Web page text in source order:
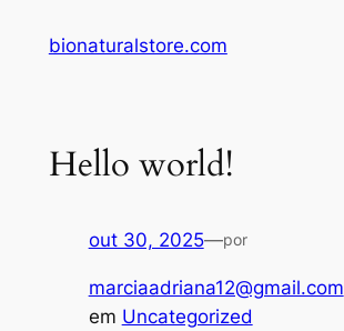
bionaturalstore.com
Hello world!
out 30, 2025—por
marciaadriana12@gmail.com
em Uncategorized